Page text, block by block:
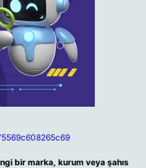
bir marka, kurum veya şahıs